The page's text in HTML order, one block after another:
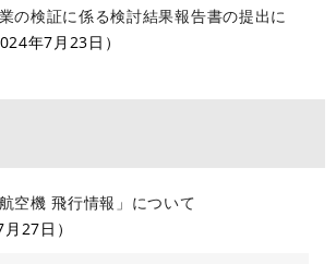
の検証に係る検討結果報告書の提出に
年7月23日
空機 飛行情報」について
27日